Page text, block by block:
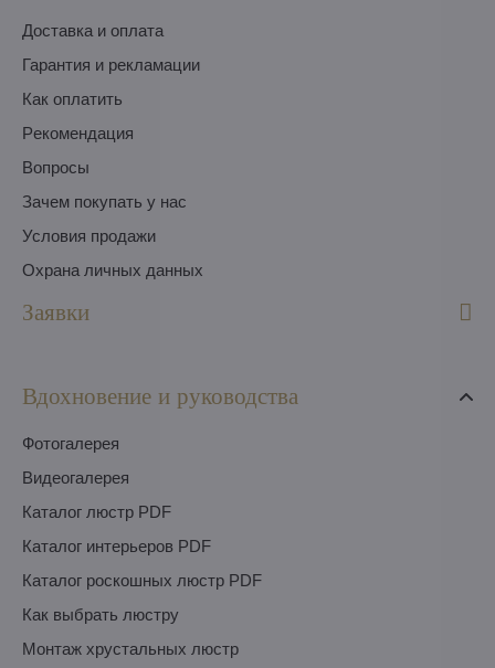
Доставка и оплата
Гарантия и рекламации
Как оплатить
Pекомендация
Вопросы
Зачем покупать у нас
Условия продажи
Охрана личных данных
Заявки
Вдохновение и руководства
Фотогалерея
Видеогалерея
Каталог люстр PDF
Каталог интерьеров PDF
Каталог роскошных люстр PDF
Как выбрать люстру
Монтаж хрустальных люстр